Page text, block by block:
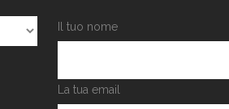
Il tuo nome
La tua email